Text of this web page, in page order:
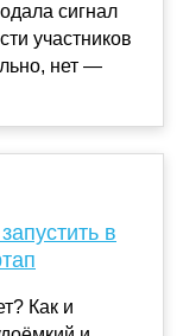
сигнал
участников
нет —
в
Как и